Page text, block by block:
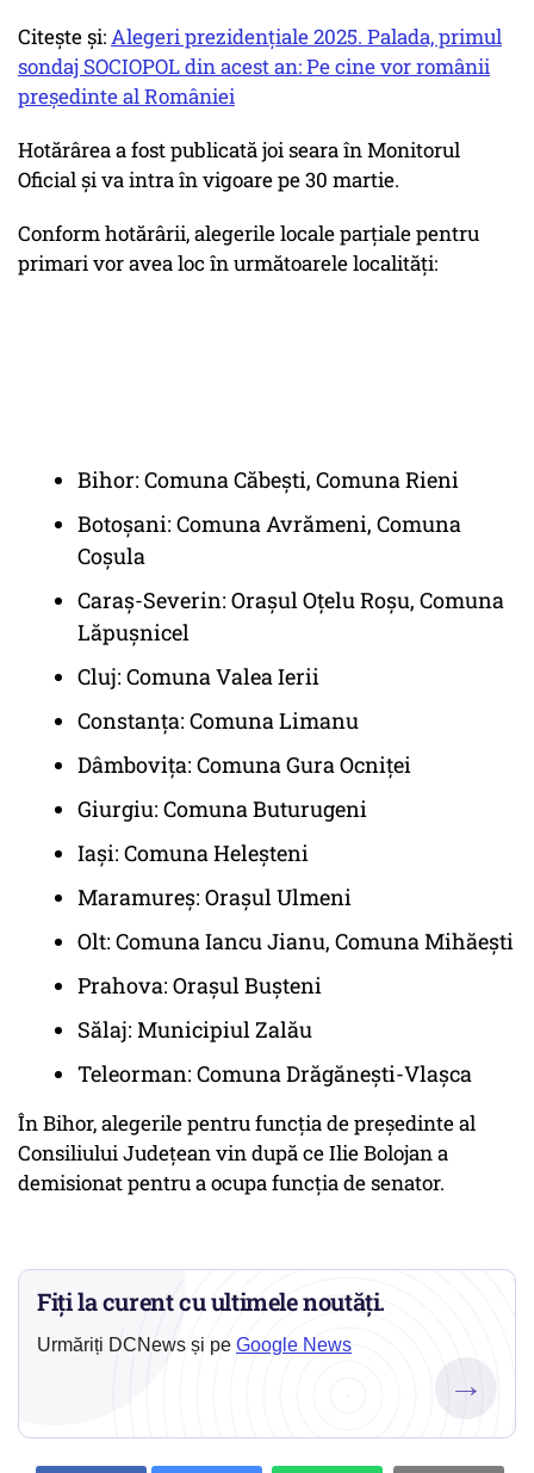
Citește și:Alegeri prezidențiale 2025. Palada, primul
sondaj SOCIOPOL din acest an: Pe cine vor românii
președinte al României
Hotărârea a fost publicată joi seara în Monitorul
Oficial și va intra în vigoare pe 30 martie.
Conform hotărârii, alegerile locale parțiale pentru
primari vor avea loc în următoarele localități:
Bihor: Comuna Căbești, Comuna Rieni
Botoșani: Comuna Avrămeni, Comuna
Coșula
Caraș-Severin: Orașul Oțelu Roșu, Comuna
Lăpușnicel
Cluj: Comuna Valea Ierii
Constanța: Comuna Limanu
Dâmbovița: Comuna Gura Ocniței
Giurgiu: Comuna Buturugeni
Iași: Comuna Heleșteni
Maramureș: Orașul Ulmeni
Olt: Comuna Iancu Jianu, Comuna Mihăești
Prahova: Orașul Bușteni
Sălaj: Municipiul Zalău
Teleorman: Comuna Drăgănești-Vlașca
În Bihor, alegerile pentru funcția de președinte al
Consiliului Județean vin după ce Ilie Bolojan a
demisionat pentru a ocupa funcția de senator.
Fiți la curent cu ultimele noutăți.
Urmăriți DCNews și pe Google News
→